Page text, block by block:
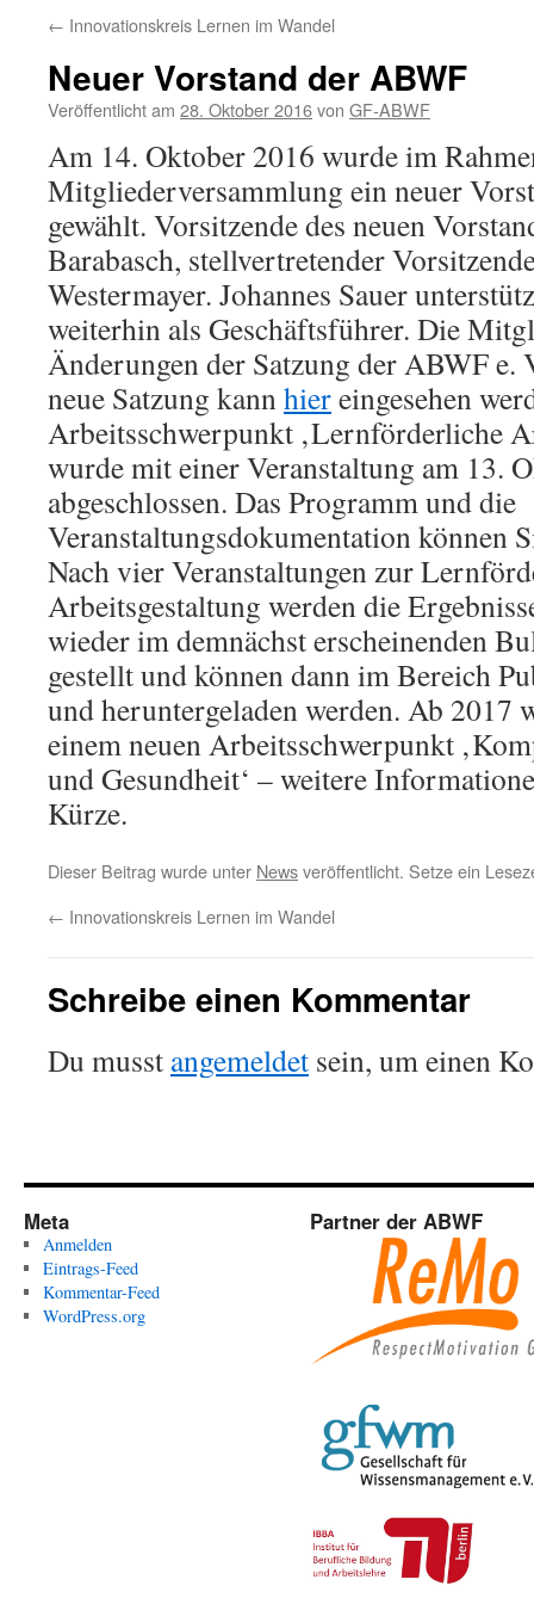
← Innovationskreis Lernen im Wandel
Neuer Vorstand der ABWF
Veröffentlicht am 28. Oktober 2016von GF-ABWF
Am 14. Oktober 2016 wurde im
Mitgliederversammlung ein neuer
gewählt. Vorsitzende des neuen
Barabasch, stellvertretender
Westermayer. Johannes Sauer
weiterhin als Geschäftsführer. Die
Änderungen der Satzung der ABWF e.
neue Satzung kannhiereingesehen
Arbeitsschwerpunkt ‚Lernförderliche
wurde mit einer Veranstaltung am 13.
abgeschlossen. Das Programm und die
Veranstaltungsdokumentation können
Nach vier Veranstaltungen zur
Arbeitsgestaltung werden die
wieder im demnächst erscheinenden
gestellt und können dann im Bereich
und heruntergeladen werden. Ab 2017
einem neuen Arbeitsschwerpunkt
und Gesundheit‘ – weitere
Kürze.
Dieser Beitrag wurde unter Newsveröffentlicht. Setze ein
← Innovationskreis Lernen im Wandel
Schreibe einen Kommentar
Du musst angemeldet sein, um einen
Meta
Anmelden
Eintrags-Feed
Kommentar-Feed
WordPress.org
Partner der ABWF